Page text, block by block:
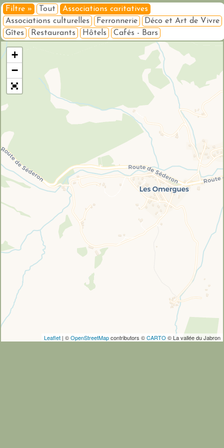
Filtre » Tout
Associations caritatives
Associations culturelles
Ferronnerie
Déco et Art de Vivre
Gîtes
Restaurants Hôtels Cafés - Bars
Veuillez patienter pendant le chargement de la carte...
+
−
Leaflet| ©OpenStreetMapcontributors ©CARTO © La vallée du Jabron